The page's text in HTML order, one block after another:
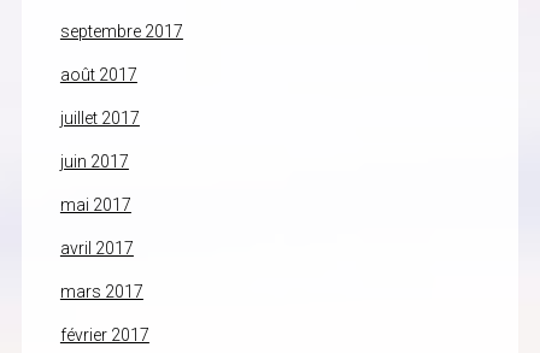
septembre 2017
août 2017
juillet 2017
juin 2017
mai 2017
avril 2017
mars 2017
février 2017